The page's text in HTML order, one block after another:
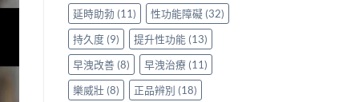
延時助勃 (11) 性功能障礙(32)
持久度 (9) 提升性功能 (13)
早洩改善 (8) 早洩治療(11)
樂威壯(8) 正品辨別 (18)